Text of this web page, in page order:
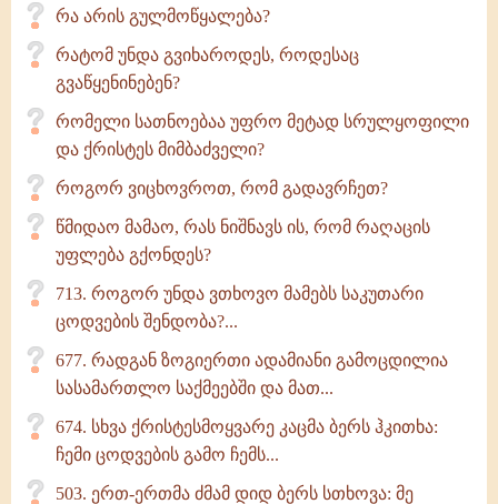
რა არის გულმოწყალება?
რატომ უნდა გვიხაროდეს, როდესაც
გვაწყენინებენ?
რომელი სათნოებაა უფრო მეტად სრულყოფილი
და ქრისტეს მიმბაძველი?
როგორ ვიცხოვროთ, რომ გადავრჩეთ?
წმიდაო მამაო, რას ნიშნავს ის, რომ რაღაცის
უფლება გქონდეს?
713. როგორ უნდა ვთხოვო მამებს საკუთარი
ცოდვების შენდობა?...
677. რადგან ზოგიერთი ადამიანი გამოცდილია
სასამართლო საქმეებში და მათ...
674. სხვა ქრისტესმოყვარე კაცმა ბერს ჰკითხა:
ჩემი ცოდვების გამო ჩემს...
503. ერთ-ერთმა ძმამ დიდ ბერს სთხოვა: მე